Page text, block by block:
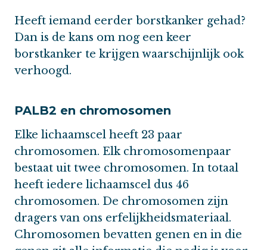
Heeft iemand eerder borstkanker gehad?
Dan is de kans om nog een keer
borstkanker te krijgen waarschijnlijk ook
verhoogd.
PALB2 en chromosomen
Elke lichaamscel heeft 23 paar
chromosomen. Elk chromosomenpaar
bestaat uit twee chromosomen. In totaal
heeft iedere lichaamscel dus 46
chromosomen. De chromosomen zijn
dragers van ons erfelijkheidsmateriaal.
Chromosomen bevatten genen en in die